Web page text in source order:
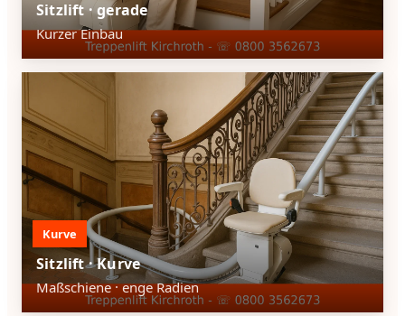
Sitzlift · gerade
Kurzer Einbau
Kurve
Sitzlift · Kurve
Maßschiene · enge Radien